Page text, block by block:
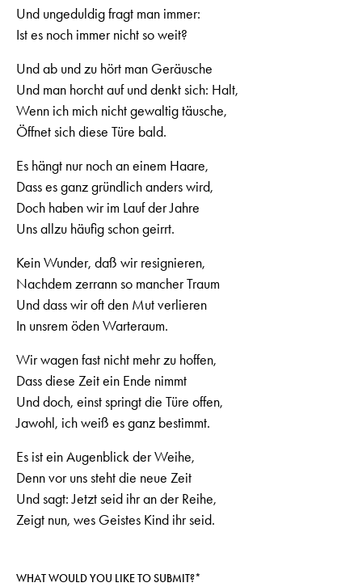
Und ungeduldig fragt man immer:
Ist es noch immer nicht so weit?
Und ab und zu hört man Geräusche
Und man horcht auf und denkt sich: Halt,
Wenn ich mich nicht gewaltig täusche,
Öffnet sich diese Türe bald.
Es hängt nur noch an einem Haare,
Dass es ganz gründlich anders wird,
Doch haben wir im Lauf der Jahre
Uns allzu häufig schon geirrt.
Kein Wunder, daß wir resignieren,
Nachdem zerrann so mancher Traum
Und dass wir oft den Mut verlieren
In unsrem öden Warteraum.
Wir wagen fast nicht mehr zu hoffen,
Dass diese Zeit ein Ende nimmt
Und doch, einst springt die Türe offen,
Jawohl, ich weiß es ganz bestimmt.
Es ist ein Augenblick der Weihe,
Denn vor uns steht die neue Zeit
Und sagt: Jetzt seid ihr an der Reihe,
Zeigt nun, wes Geistes Kind ihr seid.
WHAT WOULD YOU LIKE TO SUBMIT?*